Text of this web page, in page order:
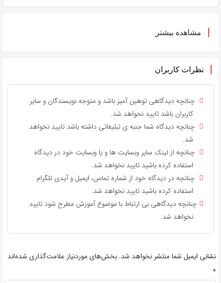
مشاهده بیشتر
نظرات کاربران
چنانچه دیدگاهی توهین آمیز باشد و متوجه نویسندگان و سایر
کاربران باشد تایید نخواهد شد.
چنانچه دیدگاه شما جنبه ی تبلیغاتی داشته باشد تایید نخواهد
شد.
چنانچه از لینک سایر وبسایت ها و یا وبسایت خود در دیدگاه
استفاده کرده باشید تایید نخواهد شد.
چنانچه در دیدگاه خود از شماره تماس، ایمیل و آیدی تلگرام
استفاده کرده باشید تایید نخواهد شد.
چنانچه دیدگاهی بی ارتباط با موضوع آموزش مطرح شود تایید
نخواهد شد.
نشانی ایمیل شما منتشر نخواهد شد. بخش‌های موردنیاز علامت‌گذاری شده‌اند
*